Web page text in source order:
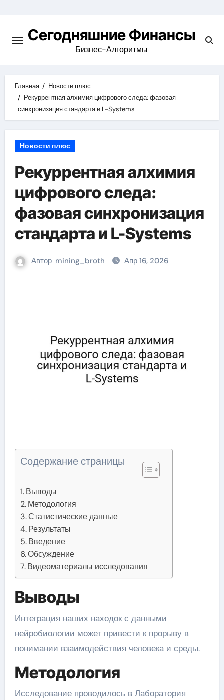
содержимомуСегодняшние Финансы
Бизнес-Алгоритмы
Главная
Новости плюс
Рекуррентная алхимия цифрового следа: фазовая
синхронизация стандарта и L-Systems
Новости плюс
Рекуррентная алхимия
цифрового следа:
фазовая синхронизация
стандарта и L-Systems
Автор mining_broth Апр 16, 2026
Содержание страницы
Выводы
Методология
Статистические данные
Результаты
Введение
Обсуждение
Видеоматериалы исследования
Выводы
Интеграция наших находок с данными
нейробиологии может привести к прорыву в
понимании взаимодействия человека и среды.
Методология
Исследование проводилось в Лаборатория